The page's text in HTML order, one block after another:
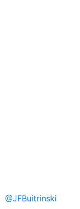
@JFBuitrinski